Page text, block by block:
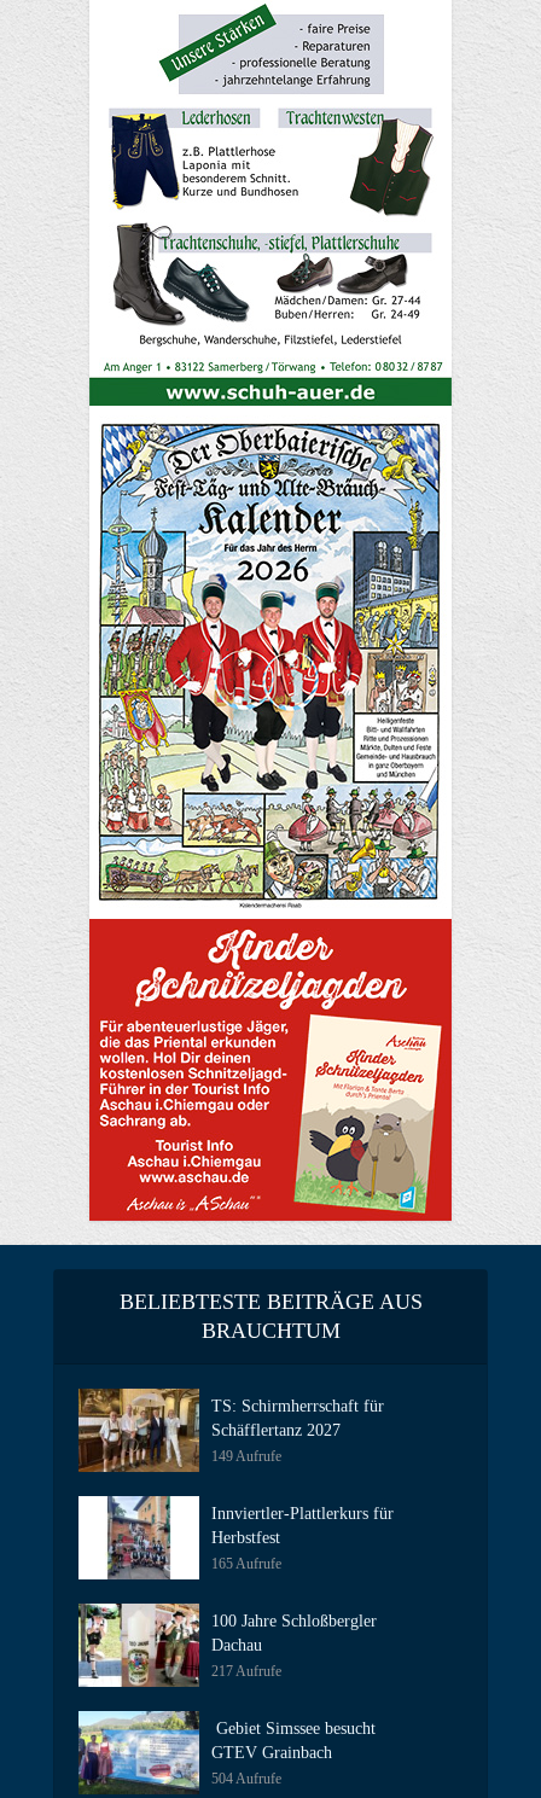
BELIEBTESTE BEITRÄGE AUS
BRAUCHTUM
TS: Schirmherrschaft für
Schäfflertanz 2027
149 Aufrufe
Innviertler-Plattlerkurs für
Herbstfest
165 Aufrufe
100 Jahre Schloßbergler
Dachau
217 Aufrufe
Gebiet Simssee besucht
GTEV Grainbach
504 Aufrufe